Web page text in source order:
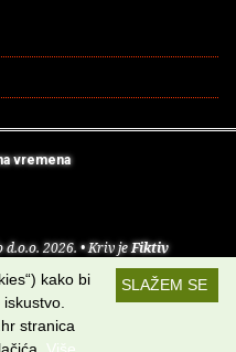
vremena
2026. • Kriv jeFiktiv
RSS kanali
na:
SLAŽEM SE
kako bi
stranica